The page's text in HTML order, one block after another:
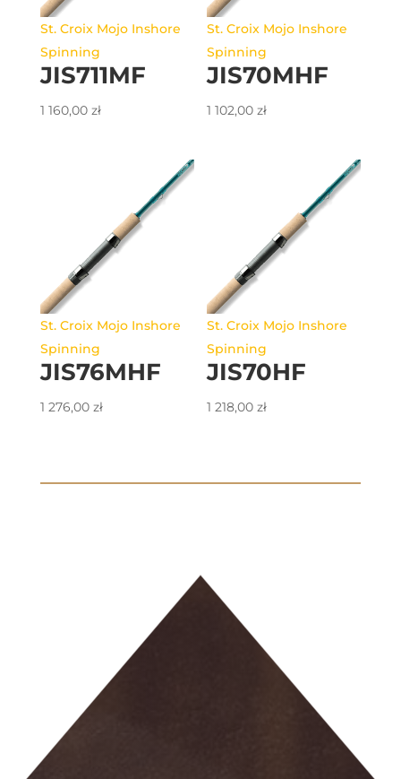
St. Croix Mojo Inshore
Spinning
JIS711MF
1 160,00 zł
St. Croix Mojo Inshore
Spinning
JIS70MHF
1 102,00zł
St. Croix Mojo Inshore
Spinning
JIS76MHF
1 276,00 zł
St. Croix Mojo Inshore
Spinning
JIS70HF
1 218,00zł